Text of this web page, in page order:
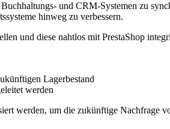
und CRM-Systemen zu
hinweg zu verbessern.
und diese nahtlos mit PrestaShop
Lagerbestand
werden
werden, um die zukünftige Nachfrage